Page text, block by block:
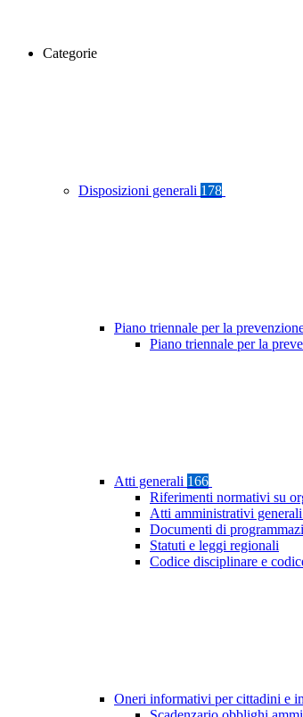
Categorie
Disposizioni generali 178
Piano triennale per la
Piano triennale per la
Atti generali 166
Riferimenti normativi su
Atti amministrativi generali
Documenti di
Statuti e leggi regionali
Codice disciplinare e
Oneri informativi per cittadini e